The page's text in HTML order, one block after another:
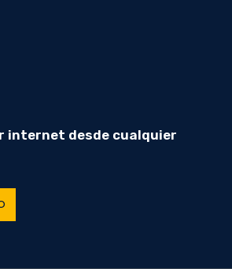
internet desde cualquier